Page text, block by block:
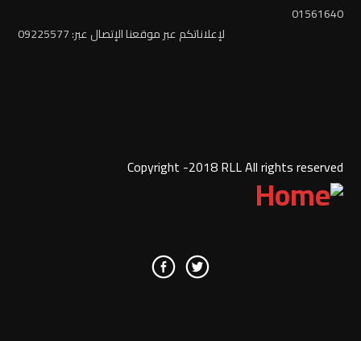
01561640
لإعلاناتكم عبر موقعنا الإتصال عبر: 09225577
Copyright -2018 RLL All rights reserved